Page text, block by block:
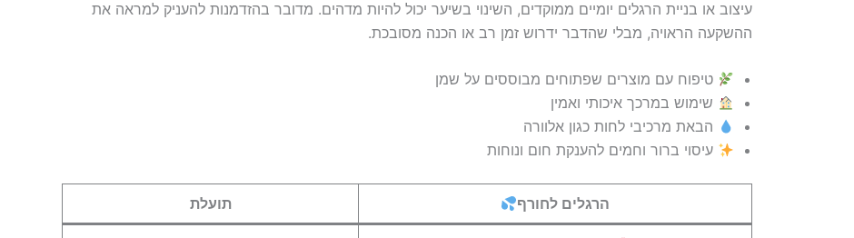
עיצוב או בניית הרגלים יומיים ממוקדים, השינוי בשיער יכול להיות מדהים. מדובר בהזדמנות להעניק למראה את
ההשקעה הראויה, מבלי שהדבר ידרוש זמן רב או הכנה מסובכת.
טיפוח עם מוצרים שפתוחים מבוססים על שמן
שימוש במרכך איכותי ואמין
הבאת מרכיבי לחות כגון אלוורה
עיסוי ברור וחמים להענקת חום ונוחות
הרגלים לחורף תועלת